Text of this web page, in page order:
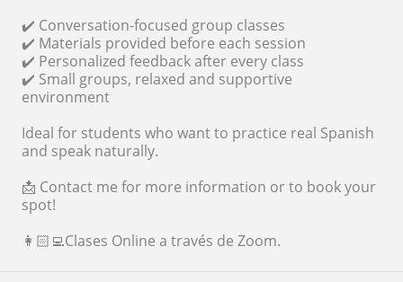
✔️ Conversation-focused group classes
✔️ Materials provided before each session
✔️ Personalized feedback after every class
✔️ Small groups, relaxed and supportive
environment
Ideal for students who want to practice real Spanish
and speak naturally.
📩 Contact me for more information or to book your
spot!
👩🏻‍💻Clases Online a través de Zoom.